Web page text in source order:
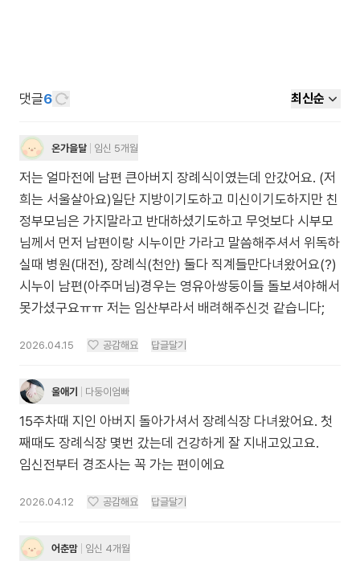
댓글6 최신순
온가을달 임신 5개월
저는 얼마전에 남편 큰아버지 장례식이였는데 안갔어요. (저
희는 서울살아요)일단 지방이기도하고 미신이기도하지만 친
정부모님은 가지말라고 반대하셨기도하고 무엇보다 시부모
님께서 먼저 남편이랑 시누이만 가라고 말씀해주셔서 위독하
실때 병원(대전), 장례식(천안) 둘다 직계들만다녀왔어요(?)
시누이 남편(아주머님)경우는 영유아쌍둥이들 돌보셔야해서
못가셨구요ㅠㅠ 저는 임산부라서 배려해주신것 같습니다;
2026.04.15 공감해요 답글달기
울애기 다둥이엄빠
15주차때 지인 아버지 돌아가셔서 장례식장 다녀왔어요. 첫
째때도 장례식장 몇번 갔는데 건강하게 잘 지내고있고요.
임신전부터 경조사는 꼭 가는 편이에요
2026.04.12 공감해요 답글달기
어춘맘 임신 4개월